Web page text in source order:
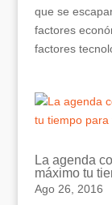
que se
factores
factores
La agenda
máximo tu
Ago 26, 2016